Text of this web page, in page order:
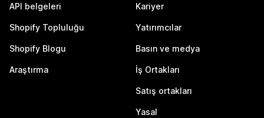
API belgeleri
Shopify Topluluğu
Shopify Blogu
Araştırma
Kariyer
Yatırımcılar
Basın ve medya
İş Ortakları
Satış ortakları
Yasal